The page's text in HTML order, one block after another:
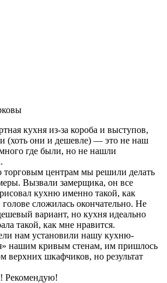
кухня из-за короба и выступов,
(хоть они и дешевле) — это не наш
где были, но не нашли
торговым центрам мы решили делать
Вызвали замерщика, он все
кухню именно такой, как
голове сложилась окончательно. Не
вариант, но кухня идеально
такой, как мне нравится.
нам установили нашу кухню-
нашим кривым стенам, им пришлось
верхних шкафчиков, но результат
Рекомендую!